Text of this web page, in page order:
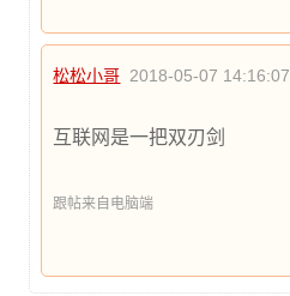
松松小哥 2018-05-07 14:16:07
互联网是一把双刃剑
跟帖来自电脑端